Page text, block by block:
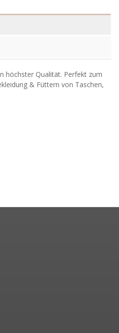
höchster Qualität. Perfekt zum
& Füttern von Taschen,